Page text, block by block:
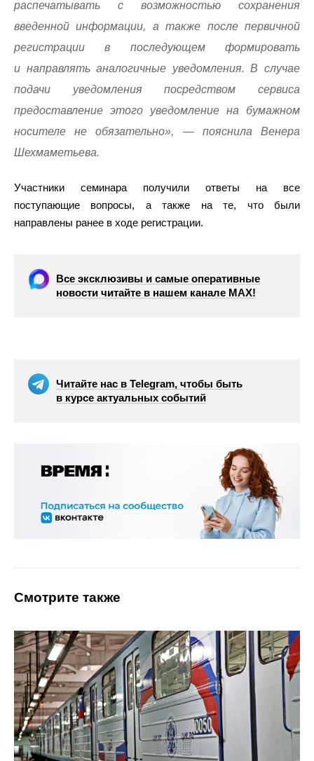
распечатывать с возможностью сохранения
введенной информации, а также после первичной
регистрации в последующем формировать
и направлять аналогичные уведомления. В случае
подачи уведомления посредством сервиса
предоставление этого уведомление на бумажном
носителе не обязательно», — пояснила Венера
Шехмаметьева.
Участники семинара получили ответы на все
поступающие вопросы, а также на те, что были
направлены ранее в ходе регистрации.
Все эксклюзивы и самые оперативные
новости читайте в нашем канале МАХ!
Читайте нас в Telegram, чтобы быть
в курсе актуальных событий
Смотрите также